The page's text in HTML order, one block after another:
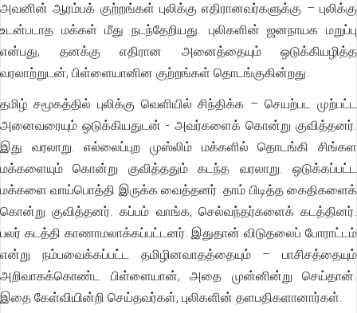
அவனின் ஆரம்பக் குற்றங்கள் புலிக்கு எதிரானவர்களுக்கு – புலிக்கு
உடன்படாத மக்கள் மீது நடந்தேறியது. புலிகளின் ஜனநாயக மறுப்பு
என்பது, தனக்கு எதிரான அனைத்தையும் ஒடுக்கியழித்த
வரலாற்றுடன், பிள்ளையானின குற்றங்கள் தொடங்குகின்றது.
தமிழ் சமூகத்தில் புலிக்கு வெளியில் சிந்திக்க – செயற்பட முற்பட்ட
அனைவரையும் ஒடுக்கியதுடன் - அவர்களைக் கொன்று குவித்தனர்.
இது வரலாறு. எல்லைப்புற முஸ்லிம் மக்களில் தொடங்கி சிங்கள
மக்களையும் கொன்று குவித்ததும் கடந்த வரலாறு. ஒடுக்கப்பட்ட
மக்களை வாய்பொத்தி இருக்க வைத்தனர் தாம் பிடித்த கைதிகளைக்
கொன்று குவித்தனர். கப்பம் வாங்க, செல்வந்தர்களைக் கடத்தினர்.
பலர் கடத்தி காணாமலாக்கப்பட்டனர். இதுதான் விடுதலைப் போராட்டம்
என்று நம்பவைக்கப்பட்ட தமிழினவாதத்தையும் – பாசிசத்தையும்
அறிவாகக்கொண்ட பிள்ளையான், அதை முன்னின்று செய்தான்.
இதை கேள்வியின்றி செய்தவர்கள், புலிகளின் தளபதிகளானார்கள்.